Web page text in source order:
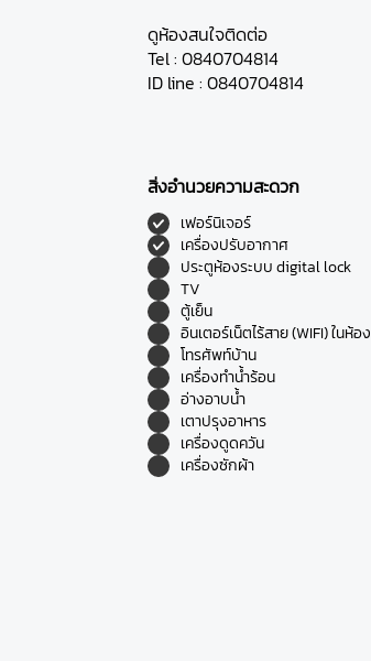
ดูห้องสนใจติดต่อ
Tel : 0840704814
ID line : 0840704814
สิ่งอำนวยความสะดวก
เฟอร์นิเจอร์
เครื่องปรับอากาศ
ประตูห้องระบบ digital lock
TV
ตู้เย็น
อินเตอร์เน็ตไร้สาย (WIFI) ในห้อง
โทรศัพท์บ้าน
เครื่องทำน้ำร้อน
อ่างอาบน้ำ
เตาปรุงอาหาร
เครื่องดูดควัน
เครื่องซักผ้า